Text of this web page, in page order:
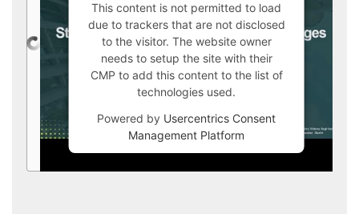
This content is not permitted to load
due to trackers that are not disclosed
to the visitor. The website owner
needs to setup the site with their
CMP to add this content to the list of
technologies used.
Powered by Usercentrics Consent
Management Platform